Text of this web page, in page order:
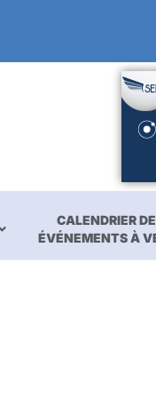
CALENDRIER
ÉVÉNEMENTS À